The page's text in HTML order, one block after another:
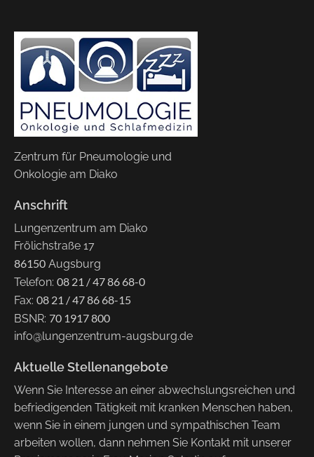
Zentrum für Pneumologie und
Onkologie am Diako
Anschrift
Lungenzentrum am Diako
Frölichstraße 17
86150 Augsburg
Telefon: 08 21 / 47 86 68-0
Fax: 08 21 / 47 86 68-15
BSNR: 70 1917 800
info@lungenzentrum-augsburg.de
Aktuelle Stellenangebote
Wenn Sie Interesse an einer abwechslungsreichen und
befriedigenden Tätigkeit mit kranken Menschen haben,
wenn Sie in einem jungen und sympathischen Team
arbeiten wollen, dann nehmen Sie Kontakt mit unserer